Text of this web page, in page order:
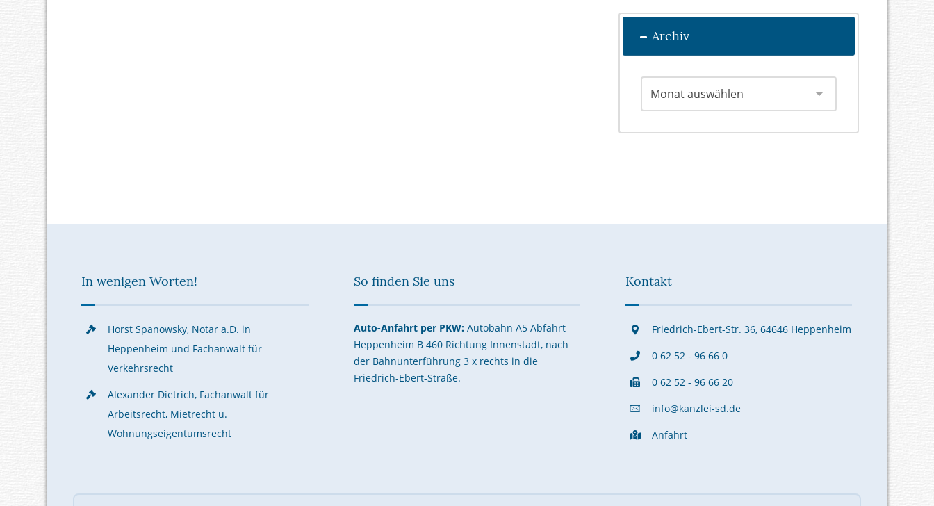
Archiv
In wenigen Worten!
Horst Spanowsky, Notar a.D. in
Heppenheim und Fachanwalt für
Verkehrsrecht
Alexander Dietrich, Fachanwalt für
Arbeitsrecht, Mietrecht u.
Wohnungseigentumsrecht
So finden Sie uns
Auto-Anfahrt per PKW:Autobahn A5 Abfahrt
Heppenheim B 460 Richtung Innenstadt, nach
der Bahnunterführung 3 x rechts in die
Friedrich-Ebert-Straße.
Kontakt
Friedrich-Ebert-Str. 36, 64646 Heppenheim
0 62 52 - 96 66 0
0 62 52 - 96 66 20
info@kanzlei-sd.de
Anfahrt